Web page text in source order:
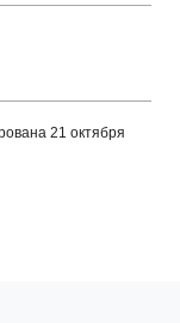
21 октября